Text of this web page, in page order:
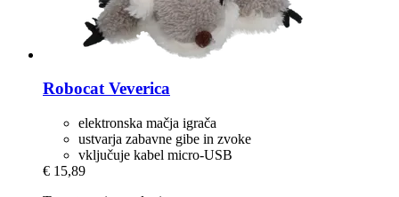
RobocatVeverica
elektronska mačja igrača
ustvarja zabavne gibe in zvoke
vključuje kabel micro-USB
€ 15,89